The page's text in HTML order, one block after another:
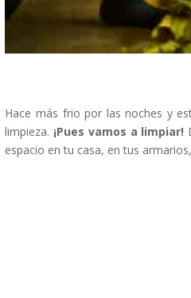
Hace más frio por las noches y
limpieza. ¡Pues vamos a limpiar!
espacio en tu casa, en tus